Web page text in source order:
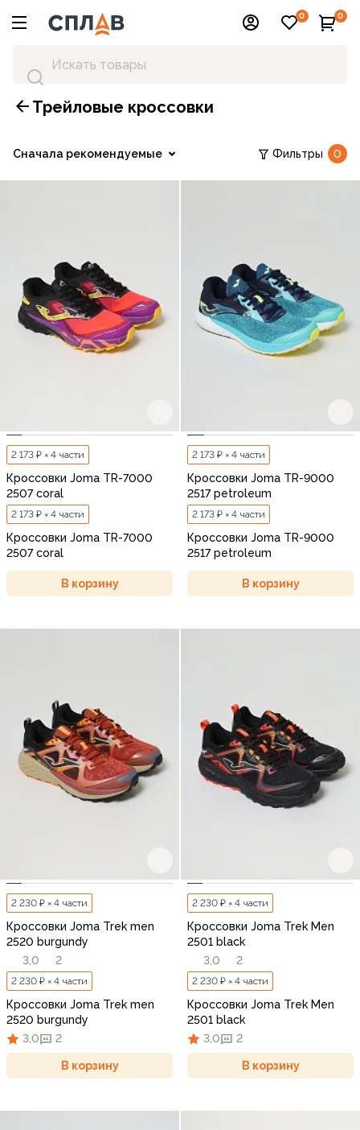
0 0
Трейловые кроссовки
Сначала рекомендуемые Фильтры 0
2 173 ₽ × 4 части
Кроссовки Joma TR-7000
2507 coral
2 173 ₽ × 4 части
Кроссовки Joma TR-7000
2507 coral
В корзину
2 173 ₽ × 4 части
Кроссовки Joma TR-9000
2517 petroleum
2 173 ₽ × 4 части
Кроссовки Joma TR-9000
2517 petroleum
В корзину
2 230 ₽ × 4 части
Кроссовки Joma Trek men
2520 burgundy
3,0
2
2 230 ₽ × 4 части
Кроссовки Joma Trek men
2520 burgundy
3,0
2
В корзину
2 230 ₽ × 4 части
Кроссовки Joma Trek Men
2501 black
3,0
2
2 230 ₽ × 4 части
Кроссовки Joma Trek Men
2501 black
3,0
2
В корзину